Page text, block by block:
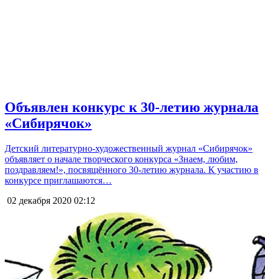
Объявлен конкурс к 30-летию журнала
«Сибирячок»
Детский литературно-художественный журнал «Сибирячок»
объявляет о начале творческого конкурса «Знаем, любим,
поздравляем!», посвящённого 30-летию журнала. К участию в
конкурсе приглашаются…
02 декабря 2020 02:12